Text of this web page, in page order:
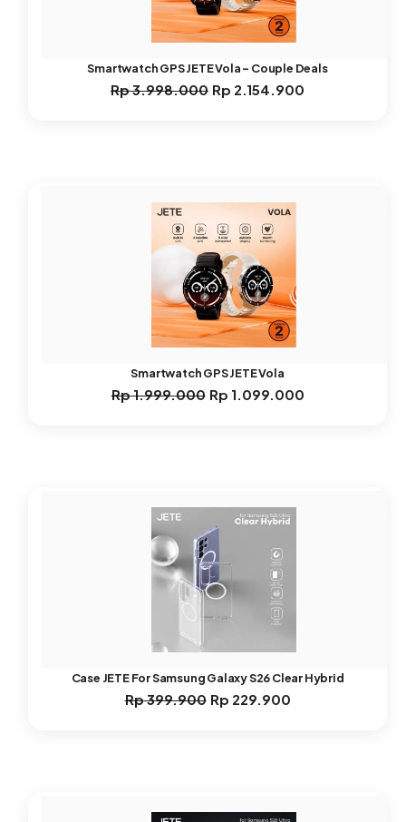
Smartwatch GPS JETE Vola – Couple Deals
Rp3.998.000 Harga
Rp 2.154.900
Smartwatch GPS JETE Vola
Rp1.999.000 Harga
Rp 1.099.000Harga
Case JETE For Samsung Galaxy S26 Clear Hybrid
Rp399.900 Harga
Rp 229.900Harga